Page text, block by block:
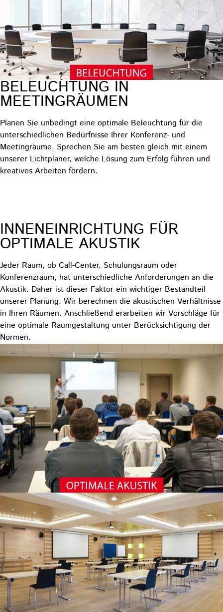
BELEUCHTUNG IN
MEETINGRÄUMEN
Planen Sie unbedingt eine optimale Beleuchtung für die
unterschiedlichen Bedürfnisse Ihrer Konferenz- und
Meetingräume. Sprechen Sie am besten gleich mit einem
unserer Lichtplaner, welche Lösung zum Erfolg führen und
kreatives Arbeiten fördern.
INNENEINRICHTUNG FÜR
OPTIMALE AKUSTIK
Jeder Raum, ob Call-Center, Schulungsraum oder
Konferenzraum, hat unterschiedliche Anforderungen an die
Akustik. Daher ist dieser Faktor ein wichtiger Bestandteil
unserer Planung. Wir berechnen die akustischen Verhältnisse
in Ihren Räumen. Anschließend erarbeiten wir Vorschläge für
eine optimale Raumgestaltung unter Berücksichtigung der
Normen.